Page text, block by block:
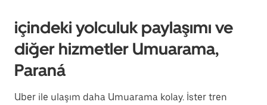
içindeki yolculuk paylaşımı ve
diğer hizmetler Umuarama,
Paraná
Uber ile ulaşım daha Umuarama kolay. İster tren